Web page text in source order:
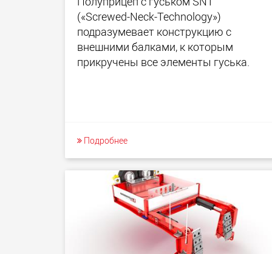
(«Screwed-Neck-Technology»)
подразумевает конструкцию с
внешними балками, к которым
прикручены все элементы гуська.
Подробнее